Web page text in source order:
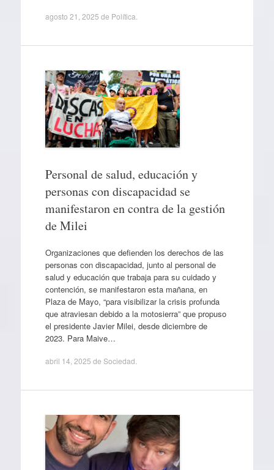
agosto 21, 2025 de Política
Personal de salud, educación y
personas con discapacidad se
manifestaron en contra de la gestión
de Milei
Organizaciones que defienden los derechos de las
personas con discapacidad, junto al personal de
salud y educación que trabaja para su cuidado y
contención, se manifestaron esta mañana, en
Plaza de Mayo, “para visibilizar la crisis profunda
que atraviesan debido a la motosierra” que propuso
el presidente Javier Milei, desde diciembre de
2023. Para Maive…
abril 14, 2025 de Sociedad